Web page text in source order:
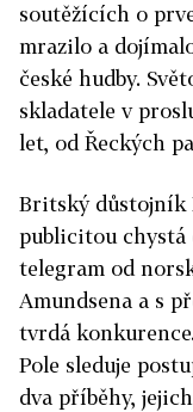
soutěžících o
mrazilo a
české hudby.
skladatele v
let, od Řeckých
Britský důstojník
publicitou chystá
telegram od
Amundsena a s
tvrdá
Pole sleduje
dva příběhy,